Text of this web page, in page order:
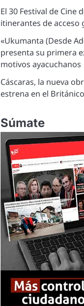
El 30 Festival de Cine
itinerantes de acceso
«Ukumanta (Desde
presenta su primera
motivos ayacuchanos
Cáscaras, la nueva
estrena en el
Súmate